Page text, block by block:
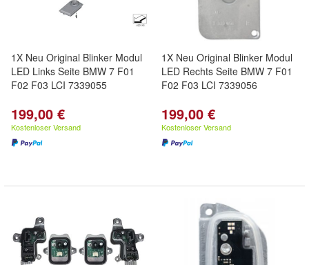
1X Neu Original Blinker Modul
LED Links Seite BMW 7 F01
F02 F03 LCI 7339055
199,00 €
Kostenloser Versand
1X Neu Original Blinker Modul
LED Rechts Seite BMW 7 F01
F02 F03 LCI 7339056
199,00 €
Kostenloser Versand